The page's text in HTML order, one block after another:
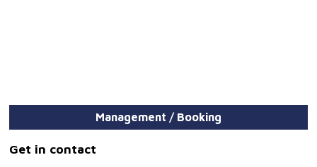
Management / Booking
Get in contact